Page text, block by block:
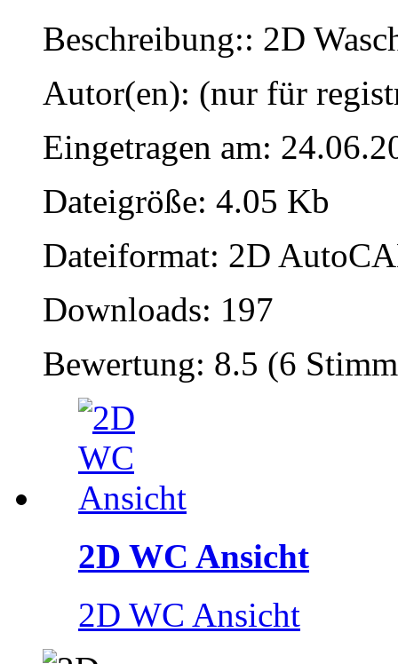
Beschreibung:: 2D
Autor(en): (nur für
Eingetragen am:
Dateigröße: 4.05 Kb
Dateiformat: 2D
Downloads: 197
Bewertung: 8.5 (6
2D WC Ansicht
2D WC Ansicht